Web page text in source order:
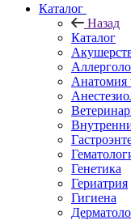
Каталог
Назад
Каталог
Анатомия
Генетика
Гериатрия
Гигиена